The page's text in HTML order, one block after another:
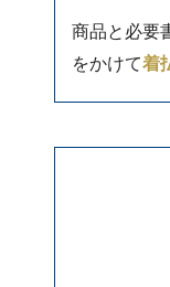
商品と必要
をかけて着